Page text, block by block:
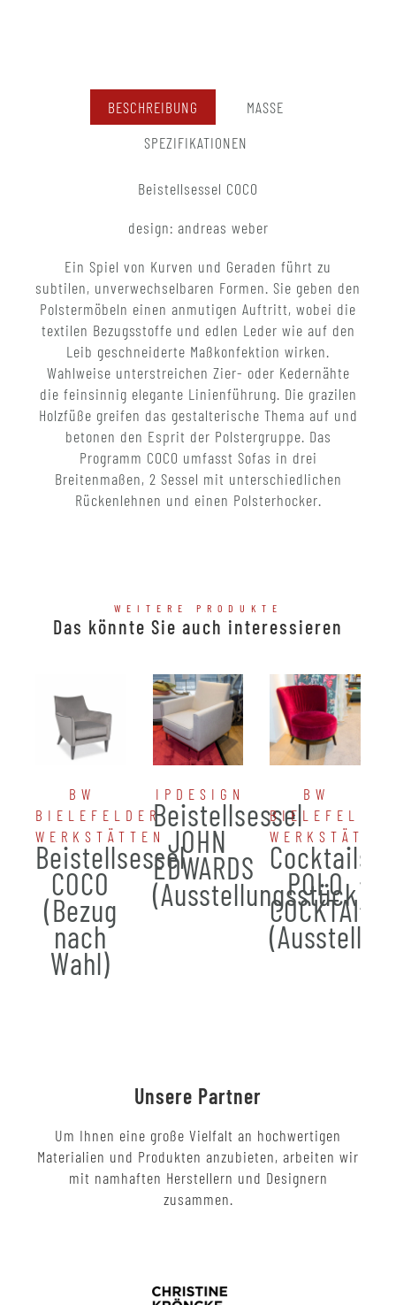
BESCHREIBUNG
MASSE
SPEZIFIKATIONEN
Beistellsessel COCO
design: andreas weber
Ein Spiel von Kurven und Geraden führt zu
subtilen, unverwechselbaren Formen. Sie geben den
Polstermöbeln einen anmutigen Auftritt, wobei die
textilen Bezugsstoffe und edlen Leder wie auf den
Leib geschneiderte Maßkonfektion wirken.
Wahlweise unterstreichen Zier- oder Kedernähte
die feinsinnig elegante Linienführung. Die grazilen
Holzfüße greifen das gestalterische Thema auf und
betonen den Esprit der Polstergruppe. Das
Programm COCO umfasst Sofas in drei
Breitenmaßen, 2 Sessel mit unterschiedlichen
Rückenlehnen und einen Polsterhocker.
WEITERE PRODUKTE
Das könnte Sie auch interessieren
BW
BIELEFELDER
WERKSTÄTTEN
Beistellsessel
COCO
(Bezug
nach
Wahl)
IPDESIGN
Beistellsessel
JOHN
EDWARDS
(Ausstellungsstück)
BW
BIELEFELDER
POLO
COCKTAIL
Unsere Partner
Um Ihnen eine große Vielfalt an hochwertigen
Materialien und Produkten anzubieten, arbeiten wir
mit namhaften Herstellern und Designern
zusammen.